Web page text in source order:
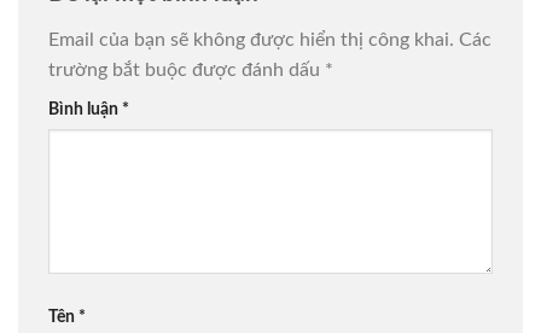
Email của bạn sẽ không được hiển thị công khai. Các
trường bắt buộc được đánh dấu *
Bình luận *
Tên *